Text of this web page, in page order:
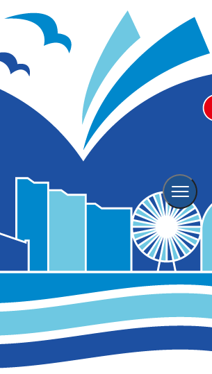
気分♪ お取り寄せ横浜スイーツ 17選
カフェ気分♪ お取り寄せ横浜
2020年05月18日
更新日：
2021年01月27日